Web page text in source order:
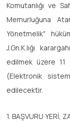
Komutanlığı ve
Memurluğuna
Yönetmelik"
J.Gn.K.lığı
edilmek üzere
(Elektronik
edilecektir.
1. BAŞVURU YERİ,